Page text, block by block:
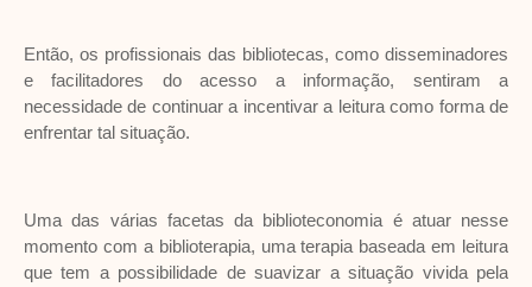
Então, os profissionais das bibliotecas, como disseminadores
e facilitadores do acesso a informação, sentiram a
necessidade de continuar a incentivar a leitura como forma de
enfrentar tal situação.
Uma das várias facetas da biblioteconomia é atuar nesse
momento com a biblioterapia, uma terapia baseada em leitura
que tem a possibilidade de suavizar a situação vivida pela